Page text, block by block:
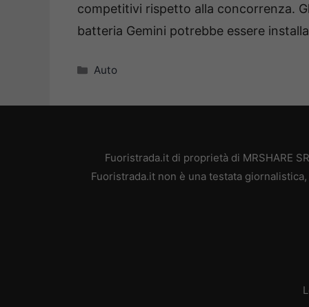
competitivi rispetto alla concorrenza.
batteria Gemini potrebbe essere
Categorie
Auto
Fuoristrada.it di proprietà di MRSHARE
Fuoristrada.it non è una testata